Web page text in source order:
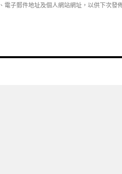
電子郵件地址及個人網站網址，以供下次發